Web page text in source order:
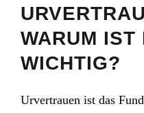
WARUM IST
WICHTIG?
Urvertrauen ist das